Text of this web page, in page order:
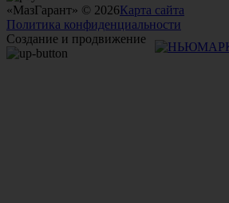
«МазГарант» © 2026Карта сайта
Политика конфиденциальности
Создание и продвижение